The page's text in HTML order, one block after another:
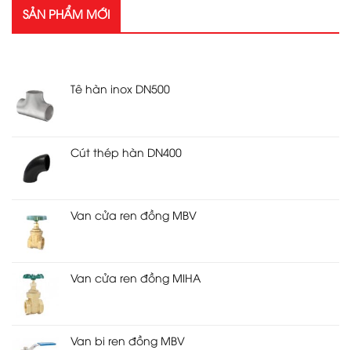
SẢN PHẨM MỚI
Tê hàn inox DN500
Cút thép hàn DN400
Van cửa ren đồng MBV
Van cửa ren đồng MIHA
Van bi ren đồng MBV